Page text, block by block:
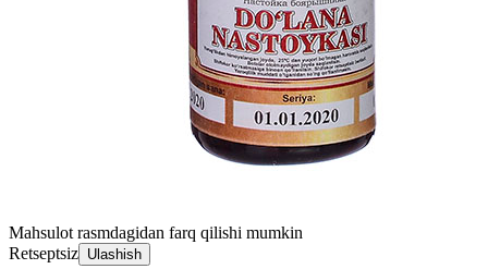
Mahsulot rasmdagidan farq qilishi mumkin
Retseptsiz Ulashish